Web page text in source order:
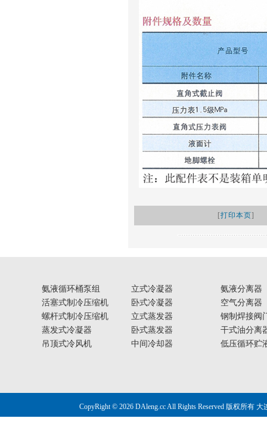
[打印本页]
氨液循环桶泵组
活塞式制冷压缩机
螺杆式制冷压缩机
蒸发式冷凝器
吊顶式冷风机
立式冷凝器
卧式冷凝器
立式蒸发器
卧式蒸发器
中间冷却器
氨液分离器
空气分离器
钢制焊接阀
干式油分离
低压循环贮
CopyRight © 2026 DAleng.cc All Rights Reserved 版权所